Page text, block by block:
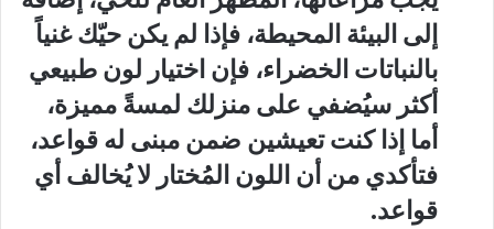
إلى البيئة المحيطة، فإذا لم يكن حيّك غنياً
بالنباتات الخضراء، فإن اختيار لون طبيعي
أكثر سيُضفي على منزلك لمسةً مميزة،
أما إذا كنت تعيشين ضمن مبنى له قواعد،
فتأكدي من أن اللون المُختار لا يُخالف أي
قواعد.